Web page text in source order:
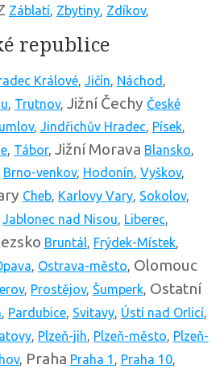
Záblatí, Zbytiny, Zdíkov,
republice
Králové, Jičín, Náchod ,
, Trutnov, Jižní Čechy České
, Jindřichův Hradec, Písek,
, Tábor, Jižní Morava Blansko,
Brno-venkov, Hodonín, Vyškov,
Cheb, Karlovy Vary, Sokolov,
Jablonec nad Nisou, Liberec,
Bruntál, Frýdek-Místek,
, Ostrava-město, Olomouc
, Prostějov, Šumperk, Ostatní
, Pardubice, Svitavy, Ústí nad Orlicí,
, Plzeň-jih, Plzeň-město, Plzeň-
, Praha Praha 1 , Praha 10,